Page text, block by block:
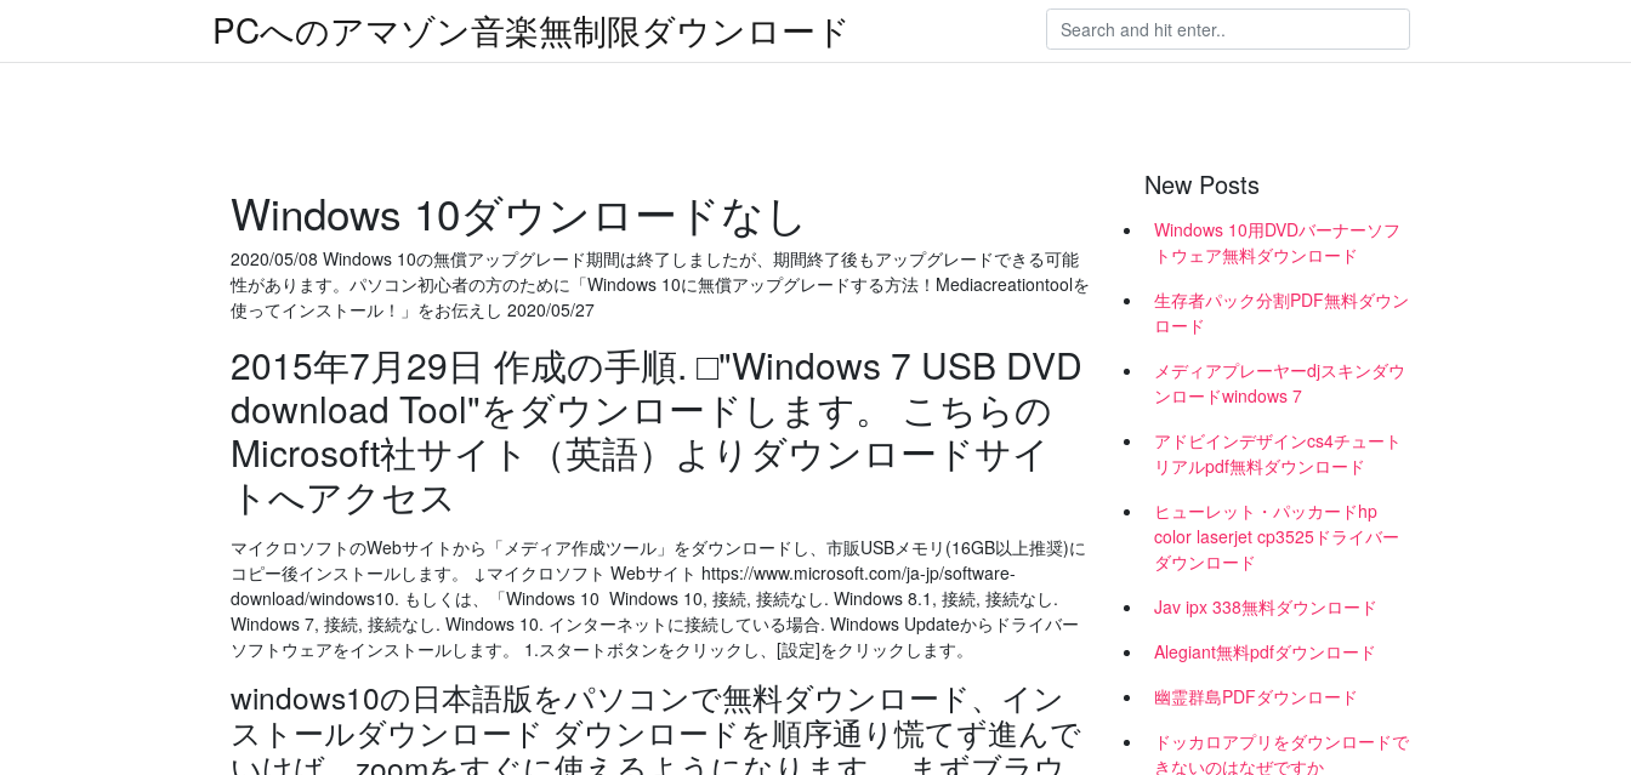
PCへのアマゾン音楽無制限ダウンロード
Windows 10ダウンロードなし
2020/05/08 Windows 10の無償アップグレード期間は終了しましたが、期間終了後もアップグレードできる可能
性があります。パソコン初心者の方のために「Windows 10に無償アップグレードする方法！Mediacreationtoolを
使ってインストール！」をお伝えし 2020/05/27
2015年7月29日 作成の手順. □"Windows 7 USB DVD
download Tool"をダウンロードします。 こちらの
Microsoft社サイト（英語）よりダウンロードサイ
トへアクセス
マイクロソフトのWebサイトから「メディア作成ツール」をダウンロードし、市販USBメモリ(16GB以上推奨)に
コピー後インストールします。 ↓マイクロソフト Webサイト https://www.microsoft.com/ja-jp/software-
download/windows10. もしくは、「Windows 10 Windows 10, 接続, 接続なし. Windows 8.1, 接続, 接続なし.
Windows 7, 接続, 接続なし. Windows 10. インターネットに接続している場合. Windows Updateからドライバー
ソフトウェアをインストールします。 1.スタートボタンをクリックし、[設定]をクリックします。
windows10の日本語版をパソコンで無料ダウンロード、イン
ストールダウンロード ダウンロードを順序通り慌てず進んで
New Posts
Windows 10用DVDバーナーソフ
トウェア無料ダウンロード
生存者パック分割PDF無料ダウン
ロード
メディアプレーヤーdjスキンダウ
ンロードwindows 7
アドビインデザインcs4チュート
リアルpdf無料ダウンロード
ヒューレット・パッカードhp
color laserjet cp3525ドライバー
ダウンロード
Jav ipx 338無料ダウンロード
Alegiant無料pdfダウンロード
幽霊群島PDFダウンロード
ドッカロアプリをダウンロードで
きないのはなぜですか